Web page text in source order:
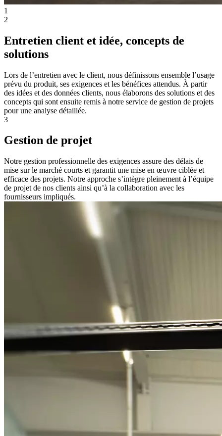
1
2
Entretien client et idée, concepts de
solutions
Lors de l’entretien avec le client, nous définissons ensemble l’usage
prévu du produit, ses exigences et les bénéfices attendus. À partir
des idées et des données clients, nous élaborons des solutions et des
concepts qui sont ensuite remis à notre service de gestion de projets
pour une analyse détaillée.
3
Gestion de projet
Notre gestion professionnelle des exigences assure des délais de
mise sur le marché courts et garantit une mise en œuvre ciblée et
efficace des projets. Notre approche s’intègre pleinement à l’équipe
de projet de nos clients ainsi qu’à la collaboration avec les
fournisseurs impliqués.